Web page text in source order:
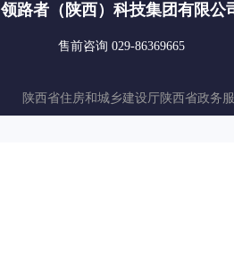
领路者（陕西）科技集团有限公
售前咨询 029-86369665
陕西省住房和城乡建设厅陕西省政务